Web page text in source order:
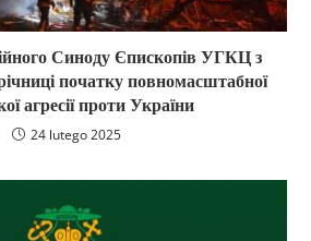
Синоду Єпископів УГКЦ з
початку повномасштабної
агресії проти України
24 lutego 2025